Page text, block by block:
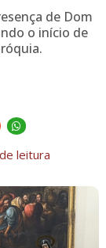
de Dom
o início de
leitura